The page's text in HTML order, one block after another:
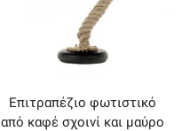
Επιτραπέζιο φωτιστικό
από καφέ σχοινί και μαύρο